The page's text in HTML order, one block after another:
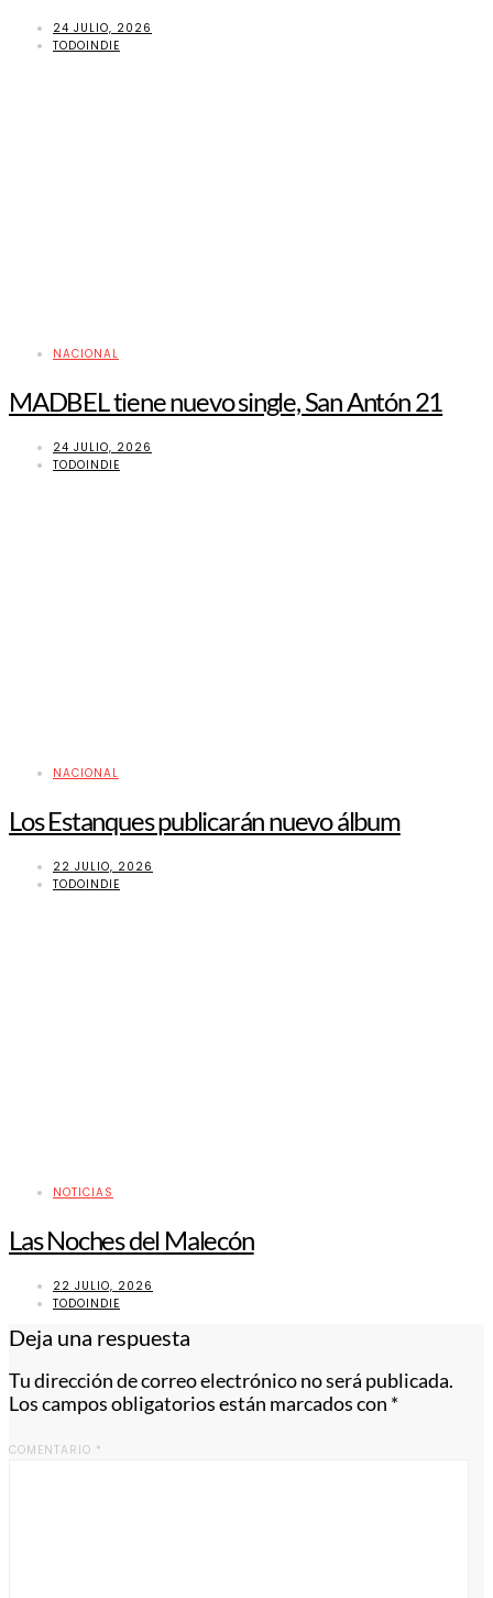
24 JULIO, 2026
TODOINDIE
NACIONAL
MADBEL tiene nuevo single, San Antón 21
24 JULIO, 2026
TODOINDIE
NACIONAL
Los Estanques publicarán nuevo álbum
22 JULIO, 2026
TODOINDIE
NOTICIAS
Las Noches del Malecón
22 JULIO, 2026
TODOINDIE
Deja una respuesta
Tu dirección de correo electrónico no será publicada.
Los campos obligatorios están marcados con *
COMENTARIO *